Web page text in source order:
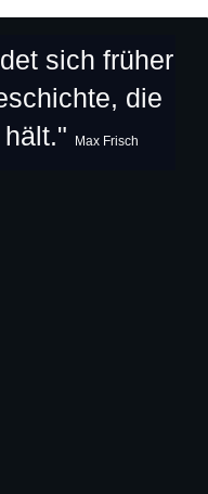
sich früher
die
Max Frisch